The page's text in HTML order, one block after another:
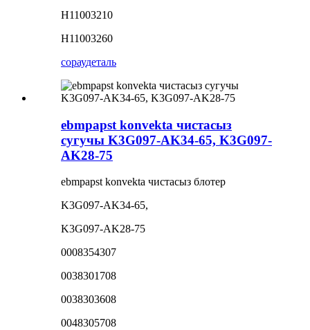
H11003210
H11003260
сораудеталь
ebmpapst konvekta чистасыз
сугучы K3G097-AK34-65, K3G097-
AK28-75
ebmpapst konvekta чистасыз блотер
K3G097-AK34-65,
K3G097-AK28-75
0008354307
0038301708
0038303608
0048305708